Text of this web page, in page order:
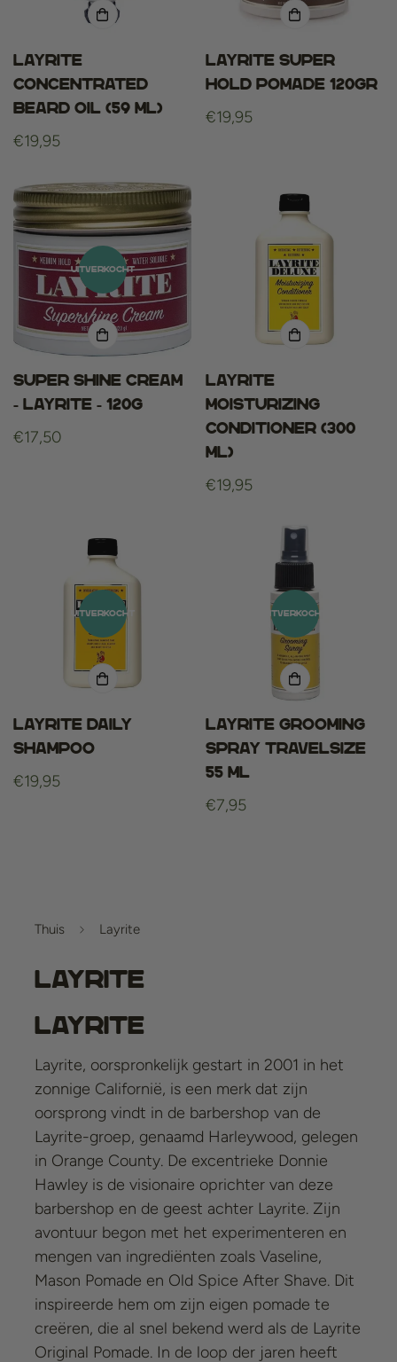
Layrite
Concentrated
Beard Oil (59 ml)
Normale
€19,95
Layrite Super
hold pomade 120gr
Normale
€19,95
UITVERKOCHT
Super Shine Cream
- Layrite - 120g
Normale
€17,50
Layrite
Moisturizing
Conditioner (300
ml)
Normale
€19,95
UITVERKOCHT
Layrite Daily
Shampoo
Normale
€19,95
UITVERKOCHT
Layrite Grooming
Spray Travelsize
55 ml
Normale
€7,95
Thuis Layrite
Layrite
Layrite
Layrite, oorspronkelijk gestart in 2001 in het
zonnige Californië, is een merk dat zijn
oorsprong vindt in de barbershop van de
Layrite-groep, genaamd Harleywood, gelegen
in Orange County. De excentrieke Donnie
Hawley is de visionaire oprichter van deze
barbershop en de geest achter Layrite. Zijn
avontuur begon met het experimenteren en
mengen van ingrediënten zoals Vaseline,
Mason Pomade en Old Spice After Shave. Dit
inspireerde hem om zijn eigen pomade te
creëren, die al snel bekend werd als de Layrite
Original Pomade. In de loop der jaren heeft